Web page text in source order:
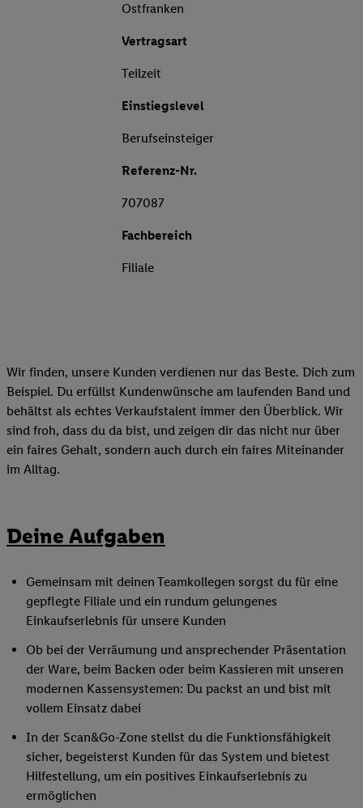
Ostfranken
Vertragsart
Teilzeit
Einstiegslevel
Berufseinsteiger
Referenz-Nr.
707087
Fachbereich
Filiale
Wir finden, unsere Kunden verdienen nur das Beste. Dich zum
Beispiel. Du erfüllst Kundenwünsche am laufenden Band und
behältst als echtes Verkaufstalent immer den Überblick. Wir
sind froh, dass du da bist, und zeigen dir das nicht nur über
ein faires Gehalt, sondern auch durch ein faires Miteinander
im Alltag.
Deine Aufgaben
Gemeinsam mit deinen Teamkollegen sorgst du für eine
gepflegte Filiale und ein rundum gelungenes
Einkaufserlebnis für unsere Kunden
Ob bei der Verräumung und ansprechender Präsentation
der Ware, beim Backen oder beim Kassieren mit unseren
modernen Kassensystemen: Du packst an und bist mit
vollem Einsatz dabei
In der Scan&Go-Zone stellst du die Funktionsfähigkeit
sicher, begeisterst Kunden für das System und bietest
Hilfestellung, um ein positives Einkaufserlebnis zu
ermöglichen